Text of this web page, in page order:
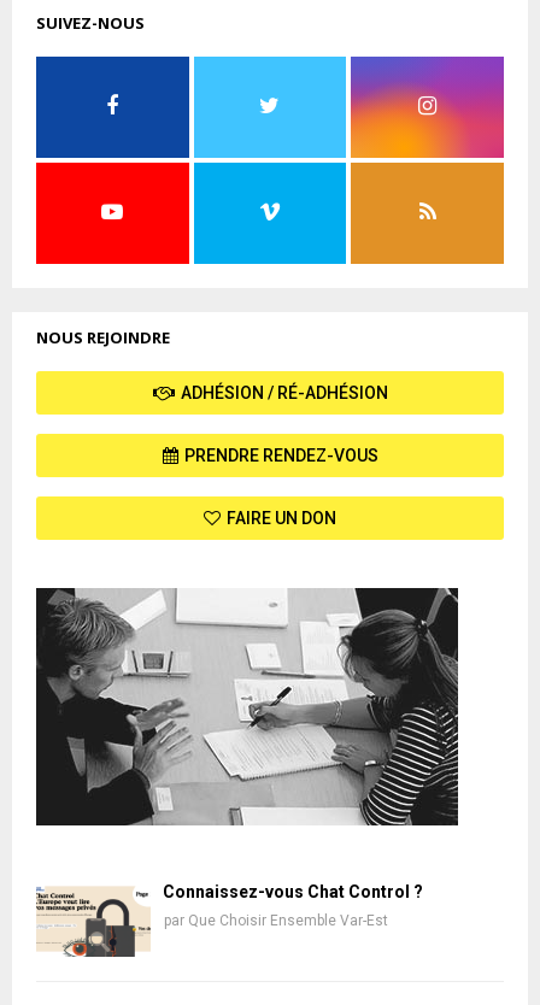
SUIVEZ-NOUS
NOUS REJOINDRE
ADHÉSION / RÉ-ADHÉSION
PRENDRE RENDEZ-VOUS
FAIRE UN DON
Connaissez-vous Chat Control ?
par Que Choisir Ensemble Var-Est